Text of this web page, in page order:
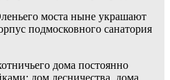
моста ныне украшают
подмосковного санатория
дома постоянно